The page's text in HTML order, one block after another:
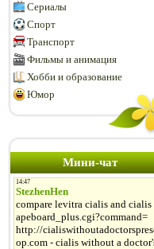
Сериалы
Спорт
Транспорт
Фильмы и анимация
Хобби и образование
Юмор
Мини-чат